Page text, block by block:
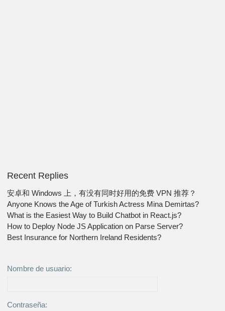
Recent Replies
安卓和 Windows 上，有没有同时好用的免费 VPN 推荐？
Anyone Knows the Age of Turkish Actress Mina Demirtas?
What is the Easiest Way to Build Chatbot in React.js?
How to Deploy Node JS Application on Parse Server?
Best Insurance for Northern Ireland Residents?
Nombre de usuario:
Contraseña: